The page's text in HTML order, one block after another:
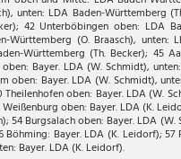
unten: LDA Baden-Württemberg
42 Unterböbingen oben: LDA
Württemberg (O. Braasch),
Württemberg (Th. Becker); 45
Bayer. LDA (W. Schmidt),
oben: Bayer. LDA (W. Schmidt),
oben: Bayer. LDA (W.
oben: Bayer. LDA (K.
54 Burgsalach oben: Bayer. LDA
Bayer. LDA (K. Leidorf);
Bayer. LDA (K. Leidorf).